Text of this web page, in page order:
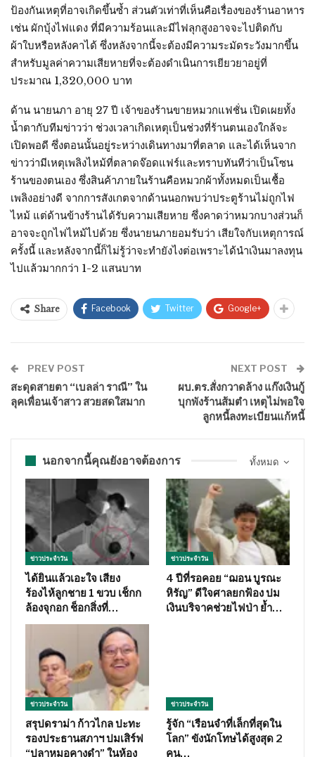
ป้องกันเหตุที่อาจเกิดขึ้นซํ้า ส่วนตัวเท่าที่เห็นคือเรื่องของร้านอาหาร
เช่น ผักบุ้งไฟแดง ที่มีความร้อนและมีไฟลุกสูงอาจจะไปติดกับ
ผ้าใบหรือหลังคาได้ ซึ่งหลังจากนี้จะต้องมีความระมัดระวังมากขึ้น
สําหรับมูลค่าความเสียหายที่จะต้องดําเนินการเยียวยาอยู่ที่
ประมาณ 1,320,000 บาท
ด้าน นายนภา อายุ 27 ปี เจ้าของร้านขายหมวกแฟชั่น เปิดเผยทั้ง
น้ำตากับทีมข่าวว่า ช่วงเวลาเกิดเหตุเป็นช่วงที่ร้านตนเองใกล้จะ
เปิดพอดี ซึ่งตอนนั้นอยู่ระหว่างเดินทางมาที่ตลาด และได้เห็นจาก
ข่าวว่ามีเหตุเพลิงไหม้ที่ตลาดจ๊อดแฟร์และทราบทันทีว่าเป็นโซน
ร้านของตนเอง ซึ่งสินค้าภายในร้านคือหมวกผ้าทั้งหมดเป็นเชื้อ
เพลิงอย่างดี จากการสังเกตจากด้านนอกพบว่าประตูร้านไม่ถูกไฟ
ไหม้ แต่ด้านข้างร้านได้รับความเสียหาย ซึ่งคาดว่าหมวกบางส่วนก็
อาจจะถูกไฟไหม้ไปด้วย ซึ่งนายนภายอมรับว่า เสียใจกับเหตุการณ์
ครั้งนี้ และหลังจากนี้ก็ไม่รู้ว่าจะทำยังไงต่อเพราะได้นำเงินมาลงทุน
ไปแล้วมากกว่า 1-2 แสนบาท
Share Facebook Twitter Google+
PREV POST
สะดุดสายตา “เบลล่า ราณี” ใน
ลุคเพื่อนเจ้าสาว สวยสดใสมาก
NEXT POST
ผบ.ตร.สั่งกวาดล้าง แก๊งเงินกู้
บุกพังร้านส้มตำ เหตุไม่พอใจ
ลูกหนี้ลงทะเบียนแก้หนี้
ทั้งหมด
นอกจากนี้คุณยังอาจต้องการ
ข่าวประจำวัน
ได้ยินแล้วเอะใจ เสียง
ร้องไห้ลูกชาย 1 ขวบ เช็กก
ล้องจุกอก ช็อกสิ่งที่…
ข่าวประจำวัน
4 ปีที่รอคอย “ฌอน บูรณะ
หิรัญ” ดีใจศาลยกฟ้อง ปม
เงินบริจาคช่วยไฟป่า ย้ำ…
ข่าวประจำวัน
สรุปดราม่า ก้าวไกล ปะทะ
รองประธานสภาฯ ปมเสิร์ฟ
“ปลาหมอคางดำ” ในห้อง
ข่าวประจำวัน
รู้จัก “เรือนจำที่เล็กที่สุดใน
โลก” ขังนักโทษได้สูงสุด 2
คน…